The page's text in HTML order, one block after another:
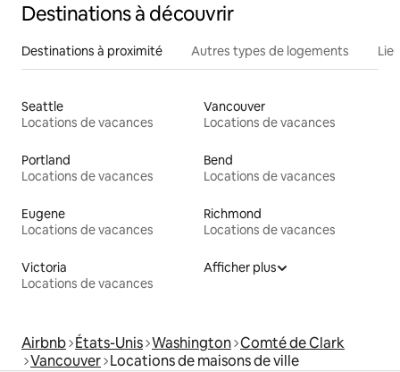
Destinations à découvrir
Destinations à proximité Autres types de logements
Seattle
Locations de vacances
Vancouver
Locations de vacances
Portland
Locations de vacances
Bend
Locations de vacances
Eugene
Locations de vacances
Richmond
Locations de vacances
Victoria
Locations de vacances
Afficher plus
Airbnb États-Unis Washington Comté de Clark
Vancouver Locations de maisons de ville